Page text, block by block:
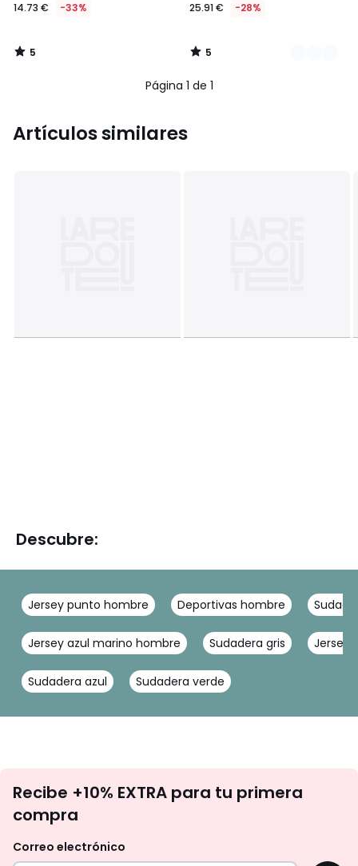
14.73 € -33%
5
/
25.91 € -28%
5
/
Página 1 de 1
Artículos similares
Descubre:
Jersey punto hombre Deportivas hombre
Jersey azul marino hombre Sudadera gris Jersey
Sudadera azul Sudadera verde
te
Recibe +10% EXTRA para tu primera
compra
Correo electrónico